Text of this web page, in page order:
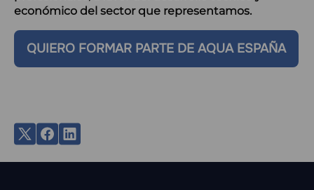
económico del sector que representamos.
QUIERO FORMAR PARTE DE AQUA ESPAÑA